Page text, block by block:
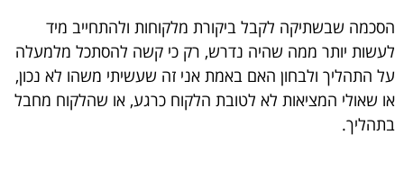
הסכמה שבשתיקה לקבל ביקורת מלקוחות ולהתחייב מיד
לעשות יותר ממה שהיה נדרש, רק כי קשה להסתכל מלמעלה
על התהליך ולבחון האם באמת אני זה שעשיתי משהו לא נכון,
או שאולי המציאות לא לטובת הלקוח כרגע, או שהלקוח מחבל
בתהליך.